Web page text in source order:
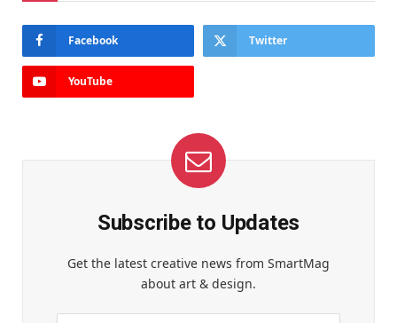
Facebook Twitter
YouTube
Subscribe to Updates
Get the latest creative news from SmartMag
about art & design.